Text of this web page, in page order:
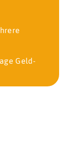
Geld-